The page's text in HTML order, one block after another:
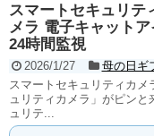
スマートセキュリテ
メラ 電子キャット
24時間監視
2026/1/27
母の日ギ
スマートセキュリティカ
ュリティカメラ」がピン
ュリテ...